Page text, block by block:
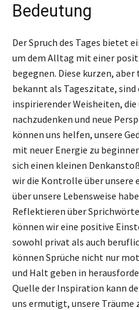
Bedeutung
Der Spruch des Tages bietet
um dem Alltag mit einer
begegnen. Diese kurzen,
bekannt als Tageszitate,
inspirierender Weisheiten, die
nachzudenken und neue
können uns helfen, unsere
mit neuer Energie zu
sich einen kleinen
wir die Kontrolle über unsere
über unsere Lebensweise
Reflektieren über
können wir eine positive
sowohl privat als auch
können Sprüche nicht nur
und Halt geben in
Quelle der Inspiration kann
uns ermutigt, unsere Träume